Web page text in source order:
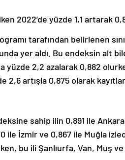
2022’de yüzde 1,1 artarak
tarafından belirlenen
yer aldı. Bu endeksin alt
yüzde 2,2 azalarak 0,882
2,6 artışla 0,875 olarak
sahip ilin 0,891 ile
ile İzmir ve 0,867 ile Muğla
bu ili Şanlıurfa, Van, Muş